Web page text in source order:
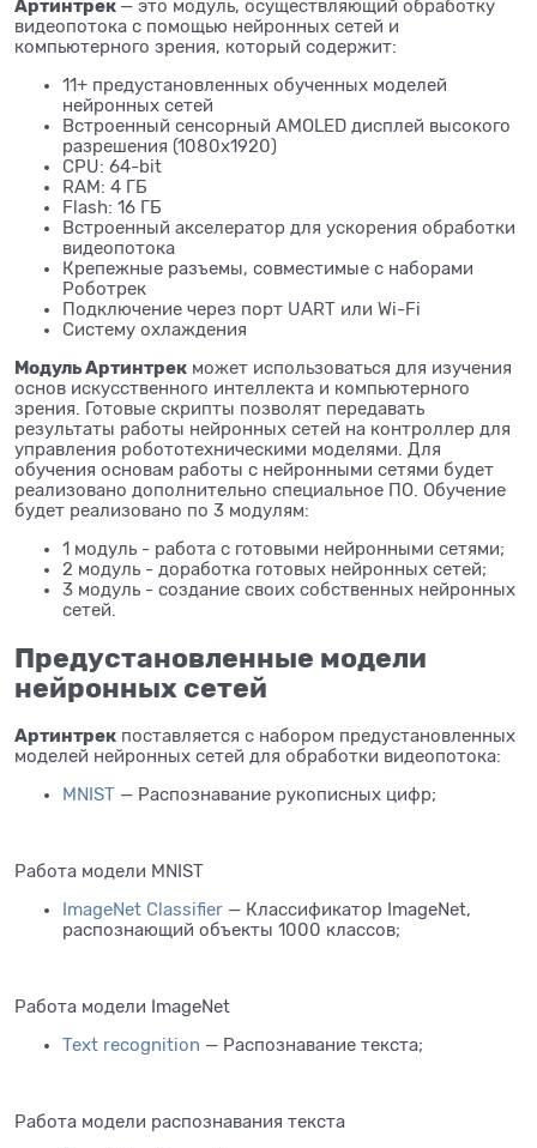
Артинтрек — это модуль, осуществляющий обработку
видеопотока с помощью нейронных сетей и
компьютерного зрения, который содержит:
11+ предустановленных обученных моделей
нейронных сетей
Встроенный сенсорный AMOLED дисплей высокого
разрешения (1080х1920)
CPU: 64-bit
RAM: 4 ГБ
Flash: 16 ГБ
Встроенный акселератор для ускорения обработки
видеопотока
Крепежные разъемы, совместимые с наборами
Роботрек
Подключение через порт UART или Wi-Fi
Систему охлаждения
Модуль Артинтрек может использоваться для изучения
основ искусственного интеллекта и компьютерного
зрения. Готовые скрипты позволят передавать
результаты работы нейронных сетей на контроллер для
управления робототехническими моделями. Для
обучения основам работы с нейронными сетями будет
реализовано дополнительно специальное ПО. Обучение
будет реализовано по 3 модулям:
1 модуль - работа с готовыми нейронными сетями;
2 модуль - доработка готовых нейронных сетей;
3 модуль - создание своих собственных нейронных
сетей.
Предустановленные модели
нейронных сетей
Артинтрек поставляется с набором предустановленных
моделей нейронных сетей для обработки видеопотока:
MNIST — Распознавание рукописных цифр;
Работа модели MNIST
ImageNet Classifier — Классификатор ImageNet,
распознающий объекты 1000 классов;
Работа модели ImageNet
Text recognition — Распознавание текста;
Работа модели распознавания текста